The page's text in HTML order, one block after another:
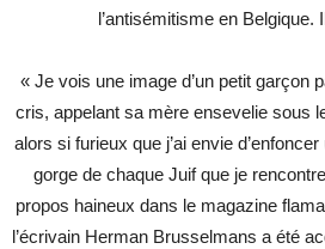
l’antisémitisme en Belgique.
« Je vois une image d’un petit garçon
cris, appelant sa mère ensevelie sous
alors si furieux que j’ai envie
gorge de chaque Juif que je
propos haineux dans le magazine
l’écrivain Herman Brusselmans a été